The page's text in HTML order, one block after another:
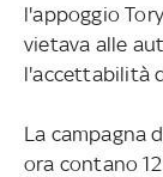
l'appoggio
vietava alle
l'accettabilità
La campagna
ora contano